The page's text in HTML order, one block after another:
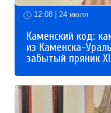
12:08 | 24 июля
Каменский код:
из Каменска-
забытый пряник